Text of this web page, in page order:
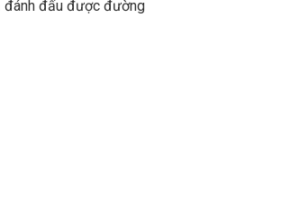
đánh đấu được đường